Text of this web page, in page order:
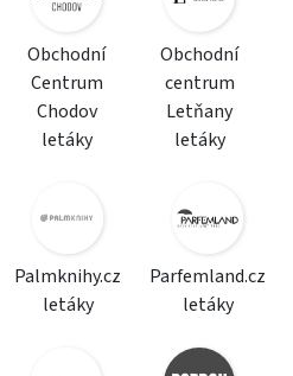
Obchodní
Centrum
Chodov
letáky
Obchodní
centrum
Letňany
letáky
Palmknihy.cz
letáky
Parfemland.cz
letáky